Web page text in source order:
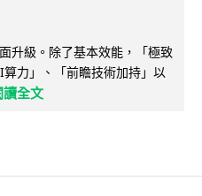
升級。除了基本效能，「極致
力」、「前瞻技術加持」以
讀全文